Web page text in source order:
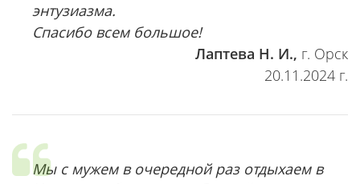
энтузиазма.
Спасибо всем большое!
Лаптева Н. И., г. Орск
20.11.2024 г.
Мы с мужем в очередной раз отдыхаем в